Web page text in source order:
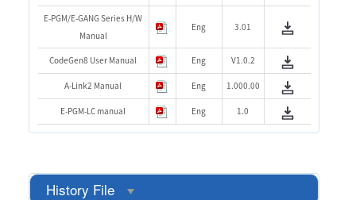
E-PGM/E-GANG Series H/W
Manual
Eng 3.01
CodeGen8 User Manual Eng V1.0.2
A-Link2 Manual Eng 1.000.00
E-PGM-LC manual Eng 1.0
History File